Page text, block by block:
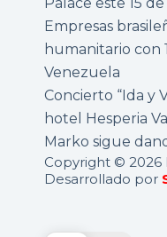
Empresas
humanitario con
Venezuela
Concierto “Ida y
hotel Hesperia
Marko sigue
Copyright © 2026
Desarrollado por